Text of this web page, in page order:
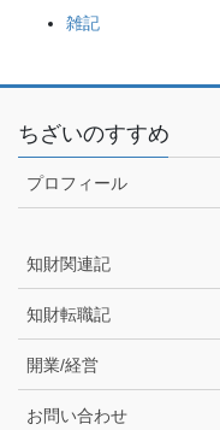
雑記
ちざいのすすめ
プロフィール
知財関連記
知財転職記
開業/経営
お問い合わせ